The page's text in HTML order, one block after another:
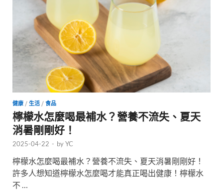
健康 / 生活 / 食品
檸檬水怎麼喝最補水？營養不流失、夏天
消暑剛剛好！
2025-04-22 - byYC
檸檬水怎麼喝最補水？營養不流失、夏天消暑剛剛好！
許多人想知道檸檬水怎麼喝才能真正喝出健康！檸檬水
不 …